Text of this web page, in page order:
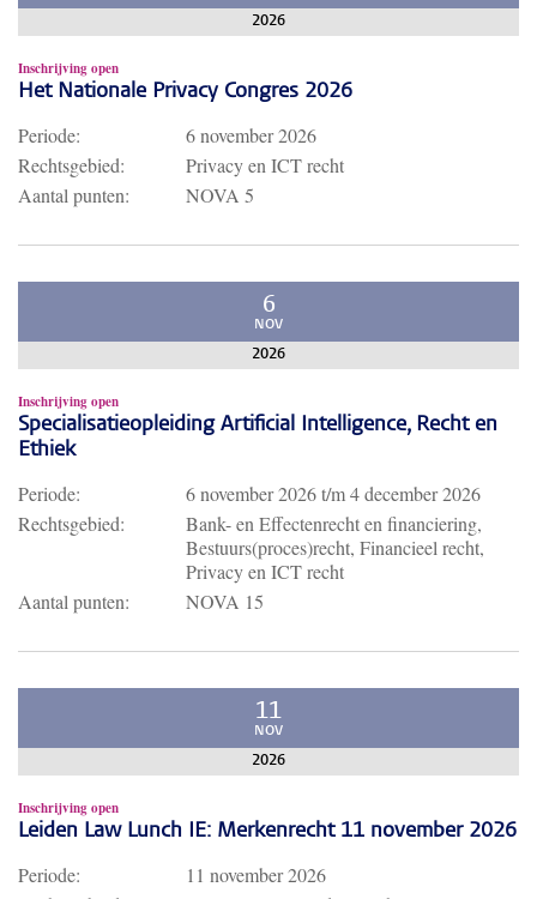
2026
Inschrijving open
Het Nationale Privacy Congres 2026
Periode:
6 november 2026
Rechtsgebied:
Privacy en ICT recht
Aantal punten:
NOVA 5
6
NOV
2026
Inschrijving open
Specialisatieopleiding Artificial Intelligence, Recht en
Ethiek
Periode: 6 november 2026t/m4 december 2026
Rechtsgebied:
Bank- en Effectenrecht en financiering,
Bestuurs(proces)recht, Financieel recht,
Privacy en ICT recht
Aantal punten:
NOVA 15
11
NOV
2026
Inschrijving open
Leiden Law Lunch IE: Merkenrecht 11 november 2026
Periode:
11 november 2026